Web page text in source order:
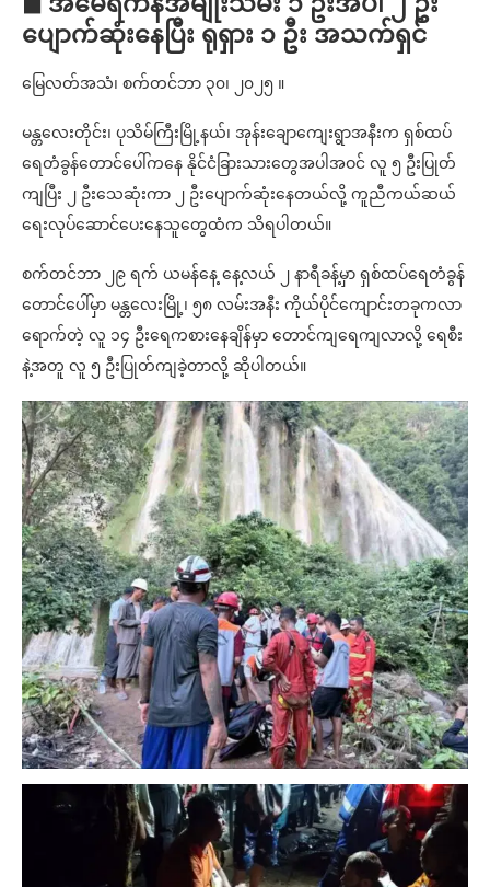
ပျောက်ဆုံးနေပြီး ရုရှား ၁ ဦး အသက်ရှင်
မြေလတ်အသံ၊ စက်တင်ဘာ ၃၀၊ ၂၀၂၅ ။
မန္တလေးတိုင်း၊ ပုသိမ်ကြီးမြို့နယ်၊ အုန်းချောကျေးရွာအနီးက ရှစ်ထပ်
ရေတံခွန်တောင်ပေါ်ကနေ နိုင်ငံခြားသားတွေအပါအဝင် လူ ၅ ဦးပြုတ်
ကျပြီး ၂ ဦးသေဆုံးကာ ၂ ဦးပျောက်ဆုံးနေတယ်လို့ ကူညီကယ်ဆယ်
ရေးလုပ်ဆောင်ပေးနေသူတွေထံက သိရပါတယ်။
စက်တင်ဘာ ၂၉ ရက် ယမန်နေ့ နေ့လယ် ၂ နာရီခန့်မှာ ရှစ်ထပ်ရေတံခွန်
တောင်ပေါ်မှာ မန္တလေးမြို့၊ ၅၈ လမ်းအနီး ကိုယ်ပိုင်ကျောင်းတခုကလာ
ရောက်တဲ့ လူ ၁၄ ဦးရေကစားနေချိန်မှာ တောင်ကျရေကျလာလို့ ရေစီး
နဲ့အတူ လူ ၅ ဦးပြုတ်ကျခဲ့တာလို့ ဆိုပါတယ်။